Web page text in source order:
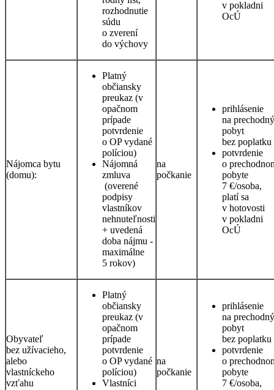
rozhodnutie
súdu
o zverení
do výchovy
v pokladni
OcÚ
Nájomca bytu
(domu):
Platný
občiansky
preukaz (v
opačnom
prípade
potvrdenie
o OP vydané
políciou)
Nájomná
zmluva
(overené
podpisy
vlastníkov
nehnuteľnosti
+ uvedená
doba nájmu -
maximálne
5 rokov)
na
počkanie
prihlásenie
na prechodný
pobyt
bez poplatku
potvrdenie
o
pobyte
7 €/osoba,
platí sa
v hotovosti
v pokladni
OcÚ
Obyvateľ
bez užívacieho,
alebo
vlastníckeho
vzťahu
Platný
občiansky
preukaz (v
opačnom
prípade
potvrdenie
o OP vydané
políciou)
Vlastníci
na
počkanie
prihlásenie
na prechodný
pobyt
bez poplatku
potvrdenie
o
pobyte
7 €/osoba,